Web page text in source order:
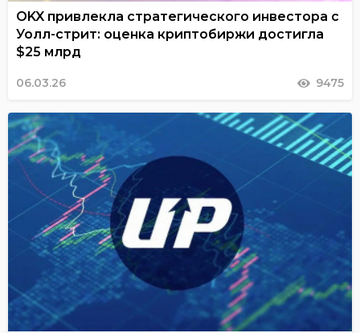
OKX привлекла стратегического инвестора с
Уолл-стрит: оценка криптобиржи достигла
$25 млрд
06.03.26 9475